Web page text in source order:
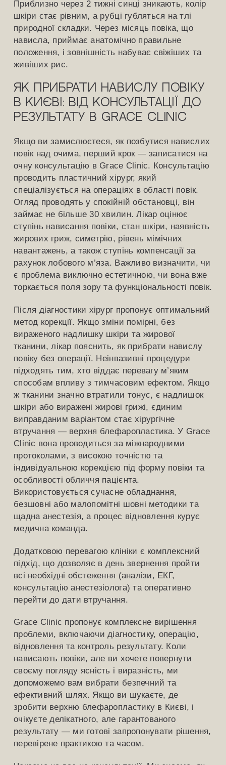
Приблизно через 2 тижні синці зникають, колір
шкіри стає рівним, а рубці губляться на тлі
природної складки. Через місяць повіка, що
нависла, приймає анатомічно правильне
положення, і зовнішність набуває свіжіших та
живіших рис.
Як прибрати навислу повіку
в Києві: від консультації до
результату в Grace Clinic
Якщо ви замислюєтеся, як позбутися навислих
повік над очима, перший крок — записатися на
очну консультацію в Grace Clinic. Консультацію
проводить пластичний хірург, який
спеціалізується на операціях в області повік.
Огляд проводять у спокійній обстановці, він
займає не більше 30 хвилин. Лікар оцінює
ступінь нависання повіки, стан шкіри, наявність
жирових гриж, симетрію, рівень мімічних
навантажень, а також ступінь компенсації за
рахунок лобового м’яза. Важливо визначити, чи
є проблема виключно естетичною, чи вона вже
торкається поля зору та функціональності повік.
Після діагностики хірург пропонує оптимальний
метод корекції. Якщо зміни помірні, без
вираженого надлишку шкіри та жирової
тканини, лікар пояснить, як прибрати навислу
повіку без операції. Неінвазивні процедури
підходять тим, хто віддає перевагу м’яким
способам впливу з тимчасовим ефектом. Якщо
ж тканини значно втратили тонус, є надлишок
шкіри або виражені жирові грижі, єдиним
виправданим варіантом стає хірургічне
втручання — верхня блефаропластика. У Grace
Clinic вона проводиться за міжнародними
протоколами, з високою точністю та
індивідуальною корекцією під форму повіки та
особливості обличчя пацієнта.
Використовується сучасне обладнання,
безшовні або малопомітні шовні методики та
щадна анестезія, а процес відновлення курує
медична команда.
Додатковою перевагою клініки є комплексний
підхід, що дозволяє в день звернення пройти
всі необхідні обстеження (аналізи, ЕКГ,
консультацію анестезіолога) та оперативно
перейти до дати втручання.
Grace Clinic пропонує комплексне вирішення
проблеми, включаючи діагностику, операцію,
відновлення та контроль результату. Коли
нависають повіки, але ви хочете повернути
своєму погляду ясність і виразність, ми
допоможемо вам вибрати безпечний та
ефективний шлях. Якщо ви шукаєте, де
зробити верхню блефаропластику в Києві, і
очікуєте делікатного, але гарантованого
результату — ми готові запропонувати рішення,
перевірене практикою та часом.